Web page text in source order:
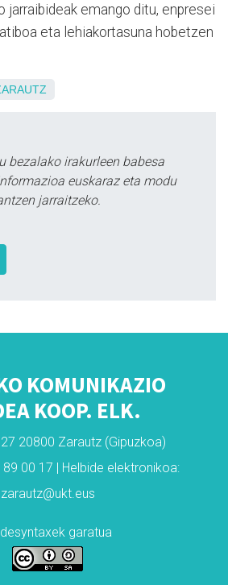
jarraibideak emango ditu, enpresei
eta lehiakortasuna hobetzen
bezalako irakurleen babesa
euskaraz eta modu
jarraitzeko.
KOMUNIKAZIO
KOOP. ELK.
20800 Zarautz (Gipuzkoa)
00 17 | Helbide elektronikoa:
zarautz@ukt.eus
garatua